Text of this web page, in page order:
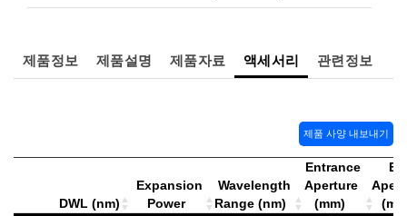
제품정보 제품설명 제품자료 액세서리 관련정보
제품 사양 내보내기
DWL (nm)
Expansion
Power
Wavelength
Range (nm)
Entrance
Aperture
(mm)